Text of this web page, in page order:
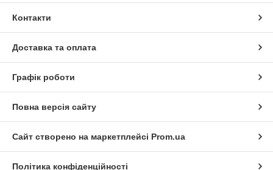
Контакти
Доставка та оплата
Графік роботи
Повна версія сайту
Сайт створено на маркетплейсі Prom.ua
Політика конфіденційності